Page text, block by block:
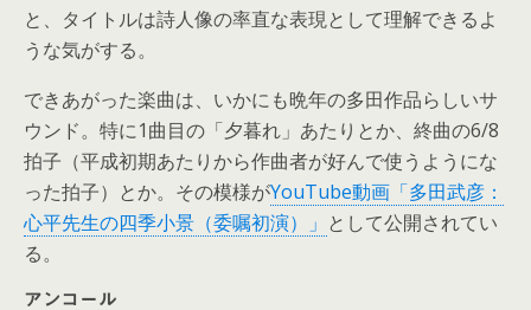
と、タイトルは詩人像の率直な表現として理解できるよ
うな気がする。
できあがった楽曲は、いかにも晩年の多田作品らしいサ
ウンド。特に1曲目の「夕暮れ」あたりとか、終曲の6/8
拍子（平成初期あたりから作曲者が好んで使うようにな
った拍子）とか。その模様がYouTube動画「多田武彦：
心平先生の四季小景（委嘱初演）」 として公開されてい
る。
アンコール